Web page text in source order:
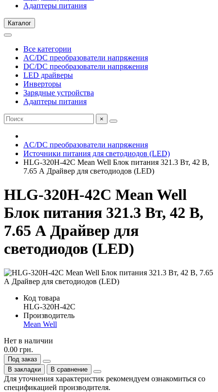
Адаптеры питания
Каталог
Все категории
AC/DC преобразователи напряжения
DC/DC преобразователи напряжения
LED драйверы
Инверторы
Зарядные устройства
Адаптеры питания
×
AC/DC преобразователи напряжения
Источники питания для светодиодов (LED)
HLG-320H-42C Mean Well Блок питания 321.3 Вт, 42 В,
7.65 А Драйвер для светодиодов (LED)
HLG-320H-42C Mean Well
Блок питания 321.3 Вт, 42 В,
7.65 А Драйвер для
светодиодов (LED)
Код товара
HLG-320H-42C
Производитель
Mean Well
Нет в наличии
0.00 грн.
Под заказ
В закладки
В сравнение
Для уточнения характеристик рекомендуем ознакомиться со
спецификацией производителя.